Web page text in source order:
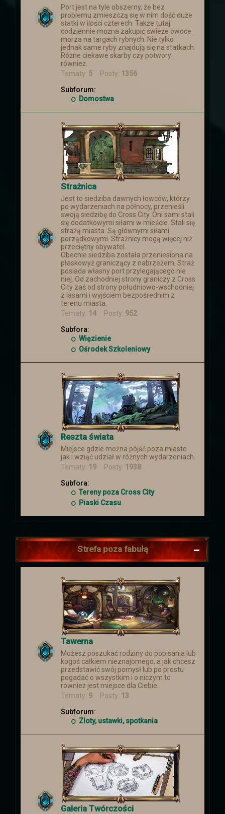
Port jest na tyle obszerny, że bez
problemu zmieszczą się w nim dość duże
statki w ilości czterech. Także tutaj
codziennie można zakupić świeże owoce
morza na targach rybnych. Nie tylko
jednak same ryby znajdują się na statkach.
Różne ciekawe skarby czy potwory
również.
Tematy: 5 Posty: 1356
Subforum:
Domostwa
Strażnica
Jest to siedziba dawnych łowców, którzy
po wydarzeniach na północy, przenieśli
swoją siedzibę do Cross City. Oni sami stali
się dodatkowymi siłami w mieście. Stali się
strażą miasta. Są głównymi siłami
porządkowymi. Strażnicy mogą więcej niż
przeciętny obywatel.
Obecnie siedziba została przeniesiona na
płaskowyż graniczący z nabrzeżem. Straż
posiada własny port przylegającego nie
niej. Od zachodniej strony graniczy z Cross
City zaś od strony południowo-wschodniej
z lasami i wyjściem bezpośrednim z
terenu miasta.
Tematy: 14 Posty: 952
Subfora:
Więzienie
Ośrodek Szkoleniowy
Reszta świata
Miejsce gdzie można pójść poza miasto
jak i wziąć udział w różnych wydarzeniach.
Tematy: 19 Posty: 1938
Subfora:
Tereny poza Cross City
Piaski Czasu
Strefa poza fabułą
Tawerna
Możesz poszukać rodziny do popisania lub
kogoś całkiem nieznajomego, a jak chcesz
przedstawić swój pomysł lub po prostu
pogadać o wszystkim i o niczym to
również jest miejsce dla Ciebie.
Tematy: 9 Posty: 13
Subforum:
Zloty, ustawki, spotkania
Galeria Twórczości